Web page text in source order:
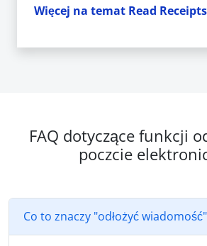
Więcej na temat Read Receipts
FAQ dotyczące funkcji
poczcie
Co to znaczy "odłożyć